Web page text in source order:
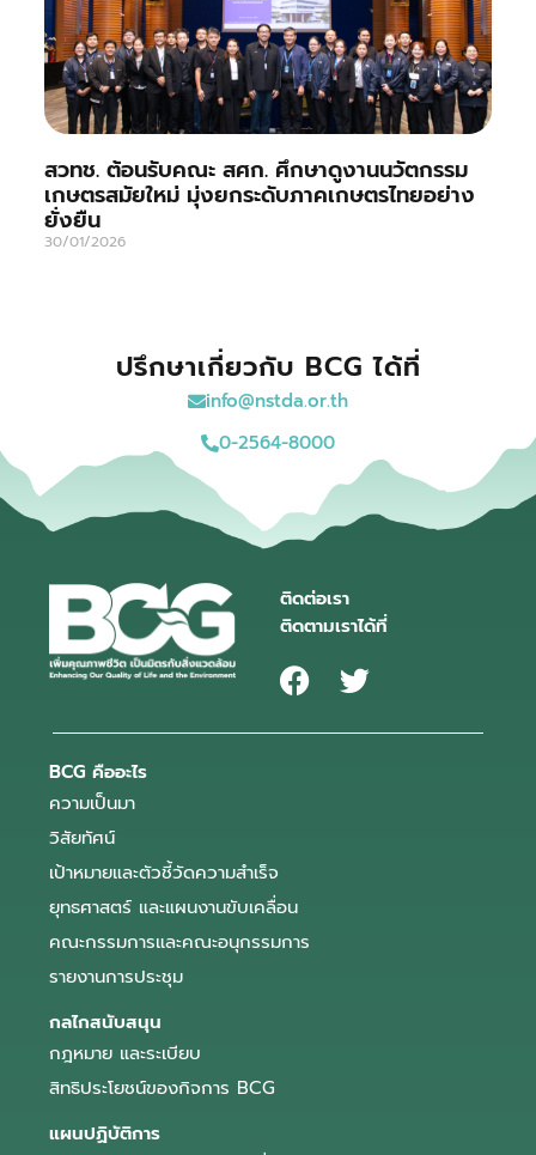
สวทช. ต้อนรับคณะ สศก. ศึกษาดูงานนวัตกรรม
เกษตรสมัยใหม่ มุ่งยกระดับภาคเกษตรไทยอย่าง
ยั่งยืน
30/01/2026
ปรึกษาเกี่ยวกับ BCG ได้ที่
info@nstda.or.th
0-2564-8000
ติดต่อเรา
ติดตามเราได้ที่
BCG คืออะไร
ความเป็นมา
วิสัยทัศน์
เป้าหมายและตัวชี้วัดความสำเร็จ
ยุทธศาสตร์ และแผนงานขับเคลื่อน
คณะกรรมการและคณะอนุกรรมการ
รายงานการประชุม
กลไกสนับสนุน
กฎหมาย และระเบียบ
สิทธิประโยชน์ของกิจการ BCG
แผนปฏิบัติการ